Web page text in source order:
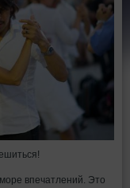
впечатлений. Это